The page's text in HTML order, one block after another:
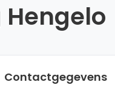
Contactgegevens